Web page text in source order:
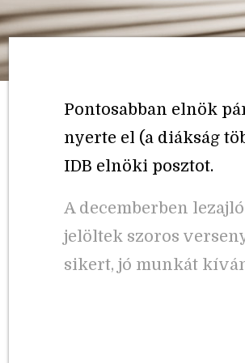
Pontosabban elnök
nyerte el (a diákság
IDB elnöki posztot.
A decemberben
jelöltek szoros
sikert, jó munkát